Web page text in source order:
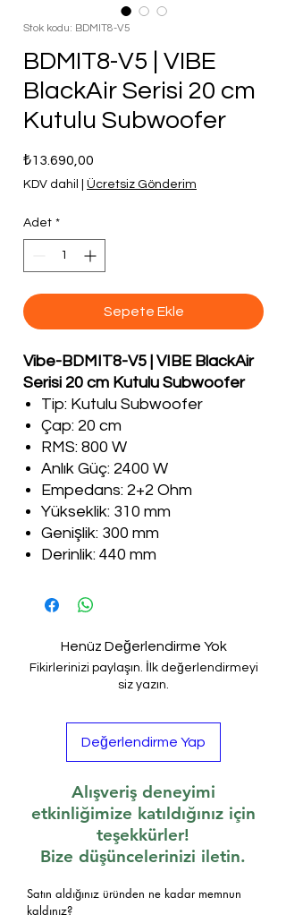
Stok kodu: BDMIT8-V5
BDMIT8-V5 | VIBE
BlackAir Serisi 20 cm
Kutulu Subwoofer
₺13.690,00
KDV dahil Ücretsiz Gönderim
Adet *
Sepete Ekle
Vibe-BDMIT8-V5 | VIBE BlackAir
Serisi 20 cm Kutulu Subwoofer
Tip: Kutulu Subwoofer
Çap: 20 cm
RMS: 800 W
Anlık Güç: 2400 W
Empedans: 2+2 Ohm
Yükseklik: 310 mm
Genişlik: 300 mm
Derinlik: 440 mm
Henüz Değerlendirme Yok
Fikirlerinizi paylaşın. İlk değerlendirmeyi
siz yazın.
Değerlendirme Yap
Alışveriş deneyimi
etkinliğimize katıldığınız için
teşekkürler!
Bize düşüncelerinizi iletin.
Satın aldığınız üründen ne kadar memnun
kaldınız?